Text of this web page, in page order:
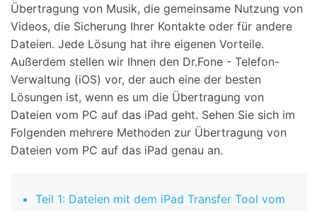
Übertragung von Musik, die gemeinsame Nutzung von
Videos, die Sicherung Ihrer Kontakte oder für andere
Dateien. Jede Lösung hat ihre eigenen Vorteile.
Außerdem stellen wir Ihnen den Dr.Fone - Telefon-
Verwaltung (iOS) vor, der auch eine der besten
Lösungen ist, wenn es um die Übertragung von
Dateien vom PC auf das iPad geht. Sehen Sie sich im
Folgenden mehrere Methoden zur Übertragung von
Dateien vom PC auf das iPad genau an.
Teil 1: Dateien mit dem iPad Transfer Tool vom